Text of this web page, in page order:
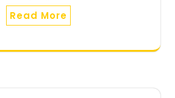
Read More